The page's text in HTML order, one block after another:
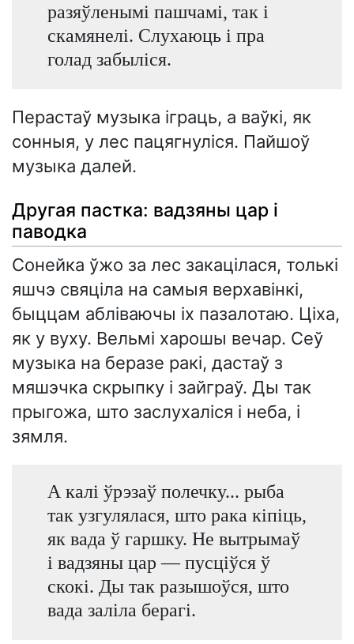
разяўленымі пашчамі, так і
скамянелі. Слухаюць і пра
голад забыліся.
Перастаў музыка іграць, а ваўкі, як
сонныя, у лес пацягнуліся. Пайшоў
музыка далей.
Другая пастка: вадзяны цар і
паводка
Сонейка ўжо за лес закацілася, толькі
яшчэ свяціла на самыя верхавінкі,
быццам абліваючы іх пазалотаю. Ціха,
як у вуху. Вельмі харошы вечар. Сеў
музыка на беразе ракі, дастаў з
мяшэчка скрыпку і зайграў. Ды так
прыгожа, што заслухаліся і неба, і
зямля.
А калі ўрэзаў полечку... рыба
так узгулялася, што рака кіпіць,
як вада ў гаршку. Не вытрымаў
і вадзяны цар — пусціўся ў
скокі. Ды так разышоўся, што
вада заліла берагі.